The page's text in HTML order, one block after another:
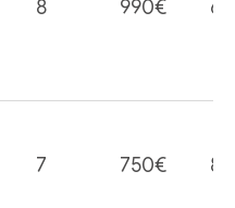
8 990€ 6
7 750€ 8